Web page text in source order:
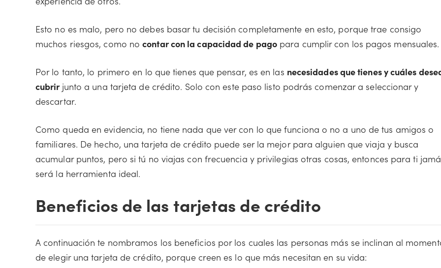
Esto no es malo, pero no debes basar tu decisión completamente en esto, porque trae consigo
muchos riesgos, como nocontar con la capacidad de pagopara cumplir con los pagos mensuales.
Por lo tanto, lo primero en lo que tienes que pensar, es en las necesidades que tienes y cuáles
cubrir junto a una tarjeta de crédito. Solo con este paso listo podrás comenzar a seleccionar y
descartar.
Como queda en evidencia, no tiene nada que ver con lo que funciona o no a uno de tus amigos o
familiares. De hecho, una tarjeta de crédito puede ser la mejor para alguien que viaja y busca
acumular puntos, pero si tú no viajas con frecuencia y privilegias otras cosas, entonces para ti
será la herramienta ideal.
Beneficios de las tarjetas de crédito
A continuación te nombramos los beneficios por los cuales las personas más se inclinan al
de elegir una tarjeta de crédito, porque creen es lo que más necesitan en su vida: